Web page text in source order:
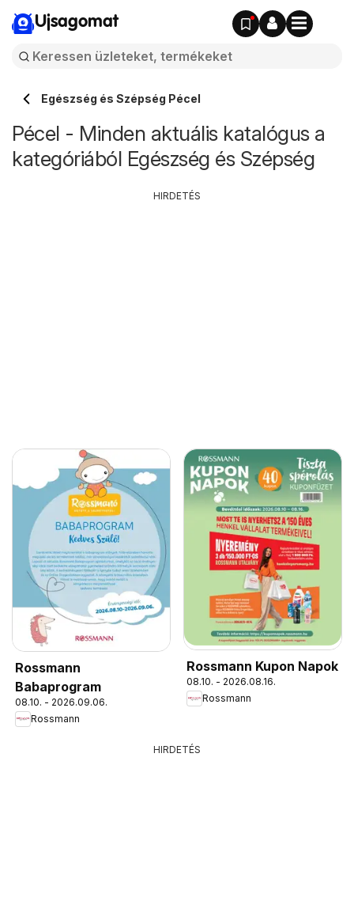
Ujsagomat
Egészség és Szépség Pécel
Pécel - Minden aktuális katalógus a
kategóriából Egészség és Szépség
Rossmann
Babaprogram
08.10. - 2026.09.06.
Rossmann
Rossmann Kupon Napok
08.10. - 2026.08.16.
Rossmann
HIRDETÉS
HIRDETÉS